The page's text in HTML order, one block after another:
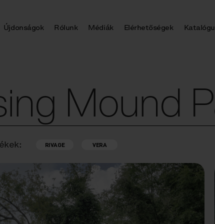
Újdonságok Rólunk Médiák Elérhetőségek
Mound
RIVAGE VERA